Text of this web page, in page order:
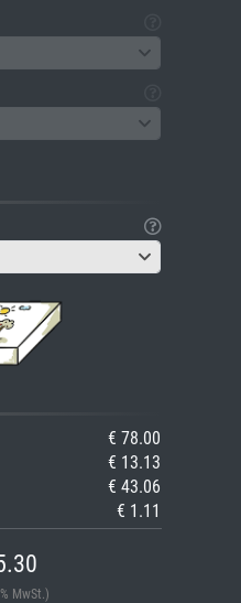
€ 78.00
€ 13.13
€ 43.06
€ 1.11
MwSt.)